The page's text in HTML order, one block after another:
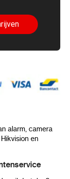
alarm, camera
en